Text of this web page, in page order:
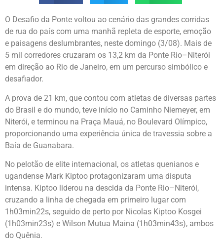
O Desafio da Ponte voltou ao cenário das grandes corridas
de rua do país com uma manhã repleta de esporte, emoção
e paisagens deslumbrantes, neste domingo (3/08). Mais de
5 mil corredores cruzaram os 13,2 km da Ponte Rio–Niterói
em direção ao Rio de Janeiro, em um percurso simbólico e
desafiador.
A prova de 21 km, que contou com atletas de diversas partes
do Brasil e do mundo, teve início no Caminho Niemeyer, em
Niterói, e terminou na Praça Mauá, no Boulevard Olímpico,
proporcionando uma experiência única de travessia sobre a
Baía de Guanabara.
No pelotão de elite internacional, os atletas quenianos e
ugandense Mark Kiptoo protagonizaram uma disputa
intensa. Kiptoo liderou na descida da Ponte Rio–Niterói,
cruzando a linha de chegada em primeiro lugar com
1h03min22s, seguido de perto por Nicolas Kiptoo Kosgei
(1h03min23s) e Wilson Mutua Maina (1h03min43s), ambos
do Quênia.